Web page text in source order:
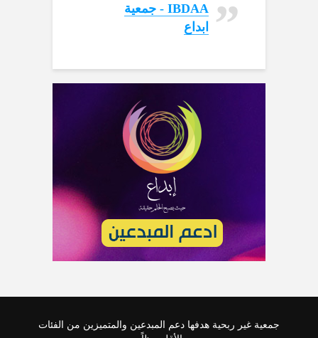
‏IBDAA - جمعية
ابداع‏
جمعية غير ربحية هدفها دعم المبدعين والمتميزين من الفئات